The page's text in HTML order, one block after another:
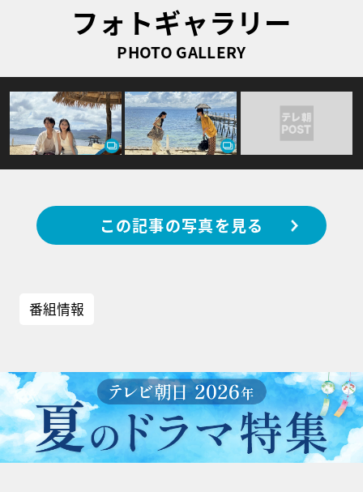
フォトギャラリー
PHOTO GALLERY
この記事の写真を見る
番組情報